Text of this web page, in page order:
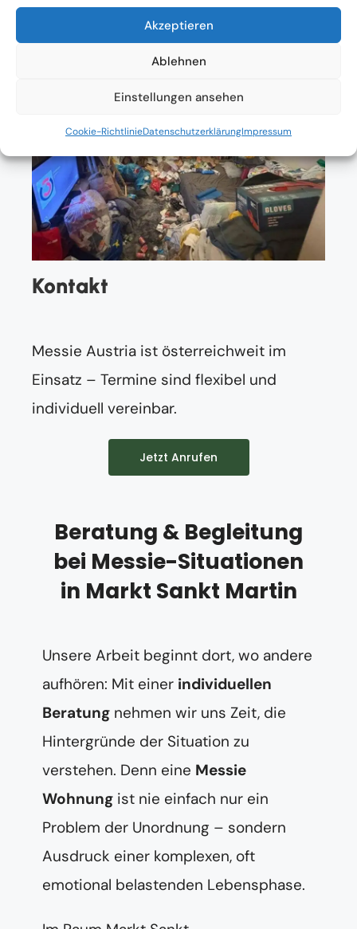
Akzeptieren
Ablehnen
Einstellungen ansehen
Cookie-RichtlinieDatenschutzerklärungImpressum
Kontakt
Messie Austria ist österreichweit im
Einsatz – Termine sind flexibel und
individuell vereinbar.
Jetzt Anrufen
Beratung & Begleitung
bei Messie-Situationen
in Markt Sankt Martin
Unsere Arbeit beginnt dort, wo andere
aufhören: Mit einer individuellen
Beratung nehmen wir uns Zeit, die
Hintergründe der Situation zu
verstehen. Denn eine Messie
Wohnung ist nie einfach nur ein
Problem der Unordnung – sondern
Ausdruck einer komplexen, oft
emotional belastenden Lebensphase.